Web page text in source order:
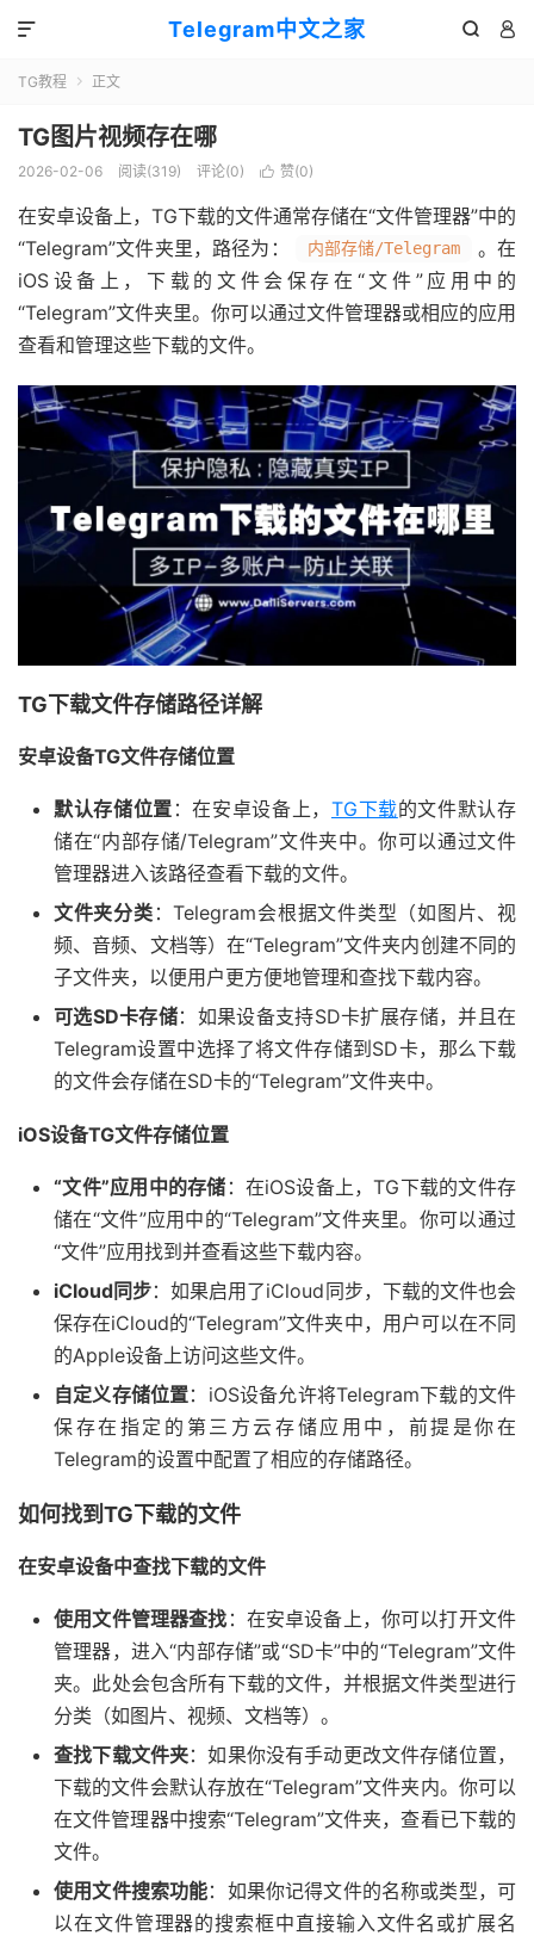
Telegram中文之家  

TG教程  正文
TG图片视频存在哪
2026-02-06 阅读(319) 评论(0)  赞(0)
在安卓设备上，TG下载的文件通常存储在“文件管理器”中的
“Telegram”文件夹里，路径为：
内部存储/Telegram
。在
iOS设备上，下载的文件会保存在“文件”应用中的
“Telegram”文件夹里。你可以通过文件管理器或相应的应用
查看和管理这些下载的文件。
TG下载文件存储路径详解
安卓设备TG文件存储位置
默认存储位置 ：在安卓设备上， TG下载的文件默认存
储在“内部存储/Telegram”文件夹中。你可以通过文件
管理器进入该路径查看下载的文件。
文件夹分类 ：Telegram会根据文件类型（如图片、视
频、音频、文档等）在“Telegram”文件夹内创建不同的
子文件夹，以便用户更方便地管理和查找下载内容。
可选SD卡存储：如果设备支持SD卡扩展存储，并且在
Telegram设置中选择了将文件存储到SD卡，那么下载
的文件会存储在SD卡的“Telegram”文件夹中。
iOS设备TG文件存储位置
“文件”应用中的存储 ：在iOS设备上，TG下载的文件存
储在“文件”应用中的“Telegram”文件夹里。你可以通过
“文件”应用找到并查看这些下载内容。
iCloud同步：如果启用了iCloud同步，下载的文件也会
保存在iCloud的“Telegram”文件夹中，用户可以在不同
的Apple设备上访问这些文件。
自定义存储位置：iOS设备允许将Telegram下载的文件
保存在指定的第三方云存储应用中，前提是你在
Telegram的设置中配置了相应的存储路径。
如何找到TG下载的文件
在安卓设备中查找下载的文件
使用文件管理器查找 ：在安卓设备上，你可以打开文件
管理器，进入“内部存储”或“SD卡”中的“Telegram”文件
夹。此处会包含所有下载的文件，并根据文件类型进行
分类（如图片、视频、文档等）。
查找下载文件夹：如果你没有手动更改文件存储位置，
下载的文件会默认存放在“Telegram”文件夹内。你可以
在文件管理器中搜索“Telegram”文件夹，查看已下载的
文件。
使用文件搜索功能：如果你记得文件的名称或类型，可
以在文件管理器的搜索框中直接输入文件名或扩展名